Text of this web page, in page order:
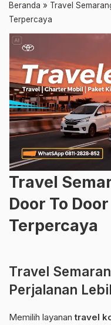
Beranda » Travel
Terpercaya
Travel
Door To
Terpercaya
Travel
Perjalanan
Memilih layanantravel